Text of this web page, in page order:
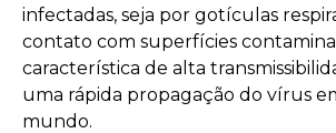
infectadas, seja por gotículas
contato com superfícies
característica de alta
uma rápida propagação do vírus
mundo.